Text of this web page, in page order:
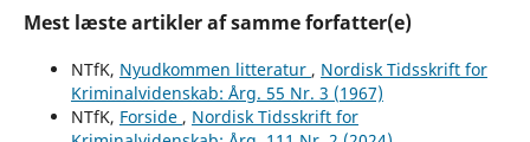
Mest læste artikler af samme forfatter(e)
NTfK, Nyudkommen litteratur , Nordisk Tidsskrift for
Kriminalvidenskab: Årg. 55 Nr. 3 (1967)
NTfK, Forside , Nordisk Tidsskrift for